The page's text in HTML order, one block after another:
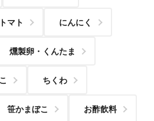
トマト にんにく
燻製卵・くんたま
ちくわ
笹かまぼこ お酢飲料